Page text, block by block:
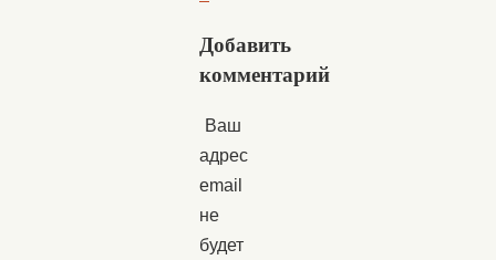
Добавить
комментарий
Ваш
адрес
email
не
будет